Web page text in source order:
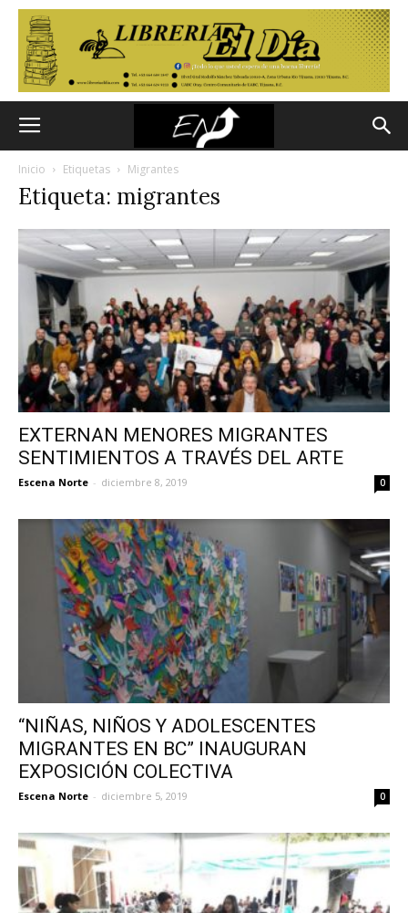
Inicio Etiquetas Migrantes
Etiqueta: migrantes
EXTERNAN MENORES MIGRANTES
SENTIMIENTOS A TRAVÉS DEL ARTE
Escena Norte - diciembre 8, 2019 0
“NIÑAS, NIÑOS Y ADOLESCENTES
MIGRANTES EN BC” INAUGURAN
EXPOSICIÓN COLECTIVA
Escena Norte - diciembre 5, 2019 0